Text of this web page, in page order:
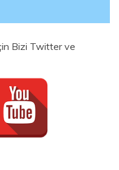
Bizi Twitter ve